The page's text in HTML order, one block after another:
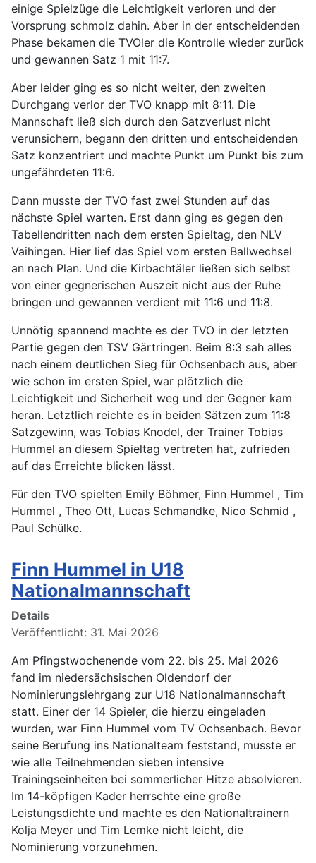
einige Spielzüge die Leichtigkeit verloren und der
Vorsprung schmolz dahin. Aber in der entscheidenden
Phase bekamen die TVOler die Kontrolle wieder zurück
und gewannen Satz 1 mit 11:7.
Aber leider ging es so nicht weiter, den zweiten
Durchgang verlor der TVO knapp mit 8:11. Die
Mannschaft ließ sich durch den Satzverlust nicht
verunsichern, begann den dritten und entscheidenden
Satz konzentriert und machte Punkt um Punkt bis zum
ungefährdeten 11:6.
Dann musste der TVO fast zwei Stunden auf das
nächste Spiel warten. Erst dann ging es gegen den
Tabellendritten nach dem ersten Spieltag, den NLV
Vaihingen. Hier lief das Spiel vom ersten Ballwechsel
an nach Plan. Und die Kirbachtäler ließen sich selbst
von einer gegnerischen Auszeit nicht aus der Ruhe
bringen und gewannen verdient mit 11:6 und 11:8.
Unnötig spannend machte es der TVO in der letzten
Partie gegen den TSV Gärtringen. Beim 8:3 sah alles
nach einem deutlichen Sieg für Ochsenbach aus, aber
wie schon im ersten Spiel, war plötzlich die
Leichtigkeit und Sicherheit weg und der Gegner kam
heran. Letztlich reichte es in beiden Sätzen zum 11:8
Satzgewinn, was Tobias Knodel, der Trainer Tobias
Hummel an diesem Spieltag vertreten hat, zufrieden
auf das Erreichte blicken lässt.
Für den TVO spielten Emily Böhmer, Finn Hummel , Tim
Hummel , Theo Ott, Lucas Schmandke, Nico Schmid ,
Paul Schülke.
Finn Hummel in U18
Nationalmannschaft
Details
Veröffentlicht: 31. Mai 2026
Am Pfingstwochenende vom 22. bis 25. Mai 2026
fand im niedersächsischen Oldendorf der
Nominierungslehrgang zur U18 Nationalmannschaft
statt. Einer der 14 Spieler, die hierzu eingeladen
wurden, war Finn Hummel vom TV Ochsenbach. Bevor
seine Berufung ins Nationalteam feststand, musste er
wie alle Teilnehmenden sieben intensive
Trainingseinheiten bei sommerlicher Hitze absolvieren.
Im 14-köpfigen Kader herrschte eine große
Leistungsdichte und machte es den Nationaltrainern
Kolja Meyer und Tim Lemke nicht leicht, die
Nominierung vorzunehmen.